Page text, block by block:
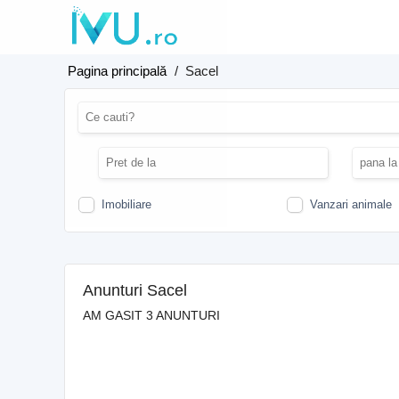
Pagina principală / Sacel
Imobiliare Vanzari animale
Anunturi Sacel
AM GASIT 3 ANUNTURI